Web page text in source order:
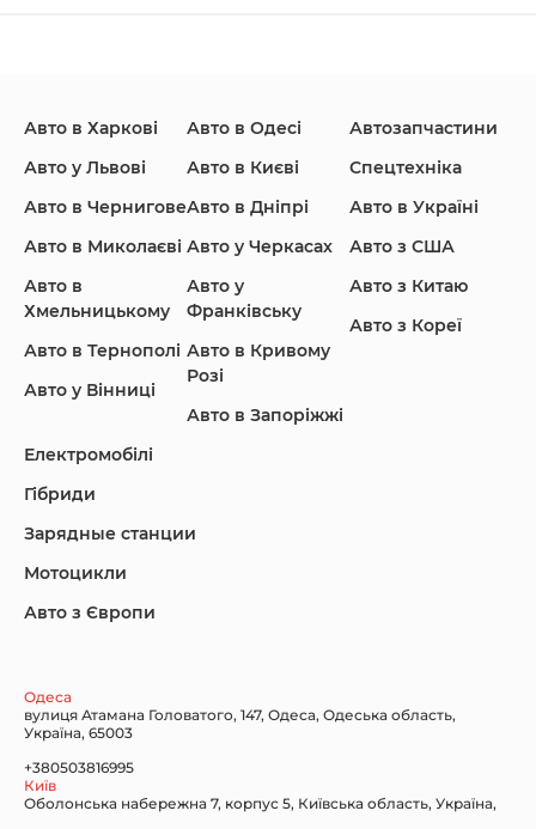
Honda Hyundai
Infiniti Jaguar Jeep
Land Rover
Nissan
Авто в Харкові
Авто у Львові
Авто в Чернигове
Авто в Миколаєві
Авто в
Хмельницькому
Авто в Тернополі
Авто у Вінниці
Авто в Одесі
Авто в Києві
Авто в Дніпрі
Авто у Черкасах
Авто у
Франківську
Авто в Кривому
Розі
Авто в Запоріжжі
Автозапчастини
Спецтехніка
Авто в Україні
Авто з США
Авто з Китаю
Авто з Кореї
Електромобілі
Гібриди
Зарядные станции
Мотоцикли
Авто з Європи
Одеса
вулиця Атамана Головатого, 147, Одеса, Одеська область,
Україна, 65003
+380503816995
Київ
Оболонська набережна 7, корпус 5, Київська область, Україна,